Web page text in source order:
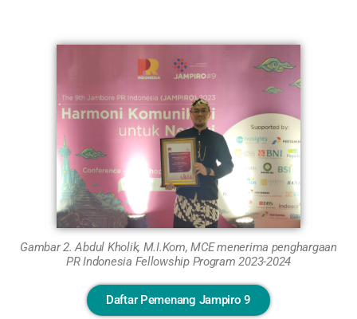
Gambar 2. Abdul Kholik, M.I.Kom, MCE menerima penghargaan
PR Indonesia Fellowship Program 2023-2024
Daftar Pemenang Jampiro 9